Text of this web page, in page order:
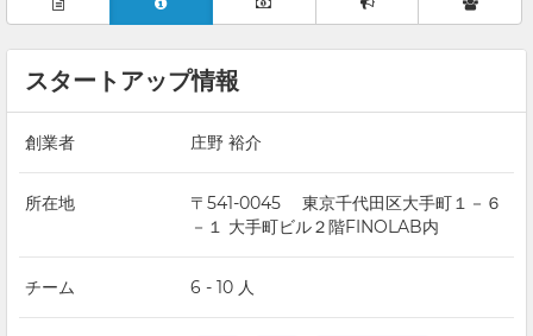
スタートアップ情報
創業者 庄野 裕介
所在地
〒541-0045 東京千代田区大手町１－６
－１ 大手町ビル２階FINOLAB内
チーム 6 - 10 人